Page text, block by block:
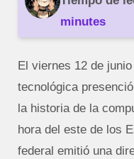
minutes
El viernes 12 de
tecnológica
la historia de la
hora del este de los
federal emitió una